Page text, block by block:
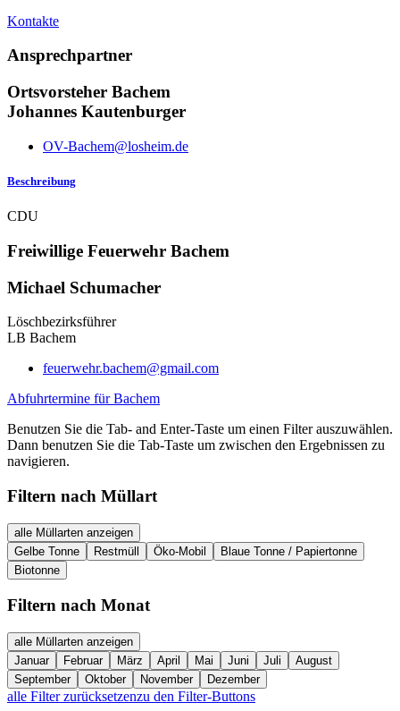
Kontakte
Ansprechpartner
Ortsvorsteher Bachem
Johannes Kautenburger
OV-Bachem@losheim.de
Beschreibung
CDU
Freiwillige Feuerwehr Bachem
Michael Schumacher
Löschbezirksführer
LB Bachem
feuerwehr.bachem@gmail.com
Abfuhrtermine für Bachem
Benutzen Sie die Tab- and Enter-Taste um einen Filter auszuwählen.
Dann benutzen Sie die Tab-Taste um zwischen den Ergebnissen zu
navigieren.
Filtern nach Müllart
alle Müllarten anzeigen
Gelbe Tonne
Restmüll Öko-Mobil
Blaue Tonne / Papiertonne
Biotonne
Filtern nach Monat
alle Müllarten anzeigen
Januar
Februar März April Mai Juni Juli
August
September
Oktober November Dezember
alle Filter zurücksetzenzu den Filter-Buttons